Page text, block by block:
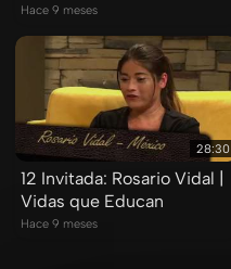
Hace 9 meses
28:30
12 Invitada: Rosario Vidal |
Vidas que Educan
Hace 9 meses